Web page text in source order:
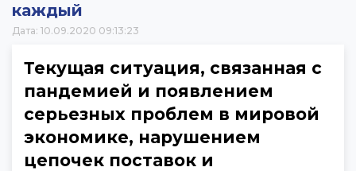
каждый
Дата: 10.09.2020 09:13:23
Текущая ситуация, связанная с
пандемией и появлением
серьезных проблем в мировой
экономике, нарушением
цепочек поставок и